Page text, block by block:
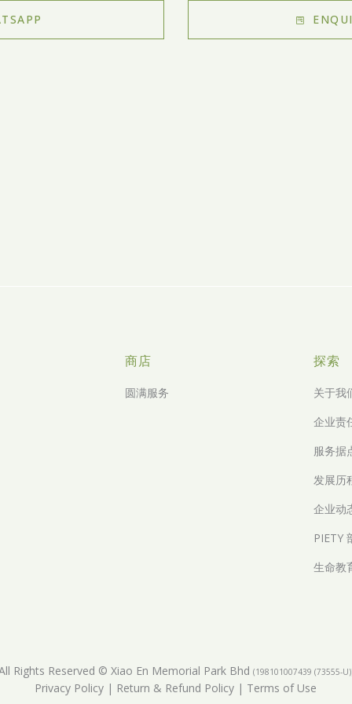
商店
圆满服务
探索
关于我
企业责
服务据
发展历
企业动
PIETY
生命教
Rights Reserved © Xiao En Memorial Park Bhd (198101007439 (73555-
Privacy Policy | Return & Refund Policy | Terms of Use